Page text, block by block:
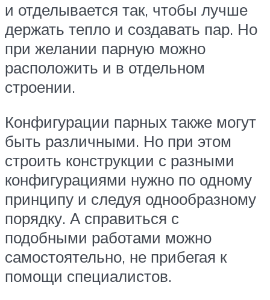
и отделывается так, чтобы лучше
держать тепло и создавать пар. Но
при желании парную можно
расположить и в отдельном
строении.
Конфигурации парных также могут
быть различными. Но при этом
строить конструкции с разными
конфигурациями нужно по одному
принципу и следуя однообразному
порядку. А справиться с
подобными работами можно
самостоятельно, не прибегая к
помощи специалистов.